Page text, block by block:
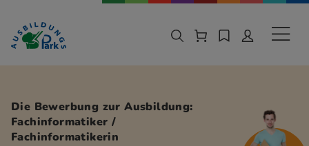
Zur Navigation springen
Zu den Hauptinhalten springen
Die Bewerbung zur Ausbildung:
Fachinformatiker /
Fachinformatikerin